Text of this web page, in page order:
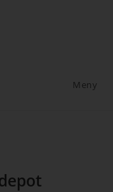
Meny